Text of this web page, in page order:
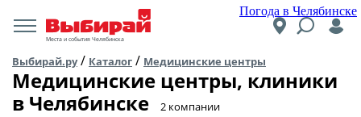
Погода в Челябинске
Места и события Челябинска
Выбирай.ру/ Каталог / Медицинские центры
Медицинские центры, клиники
в Челябинске
​2 компании